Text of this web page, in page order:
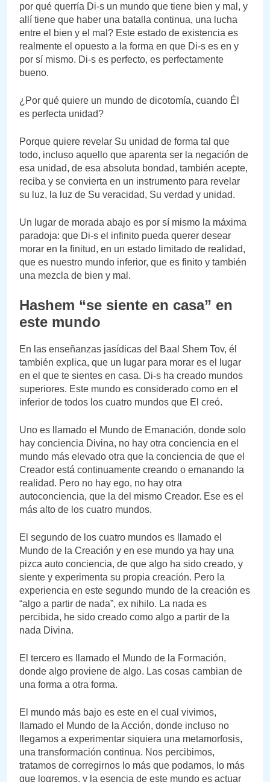
por qué querría Di-s un mundo que tiene bien y mal, y
allí tiene que haber una batalla continua, una lucha
entre el bien y el mal? Este estado de existencia es
realmente el opuesto a la forma en que Di-s es en y
por sí mismo. Di-s es perfecto, es perfectamente
bueno.
¿Por qué quiere un mundo de dicotomía, cuando Él
es perfecta unidad?
Porque quiere revelar Su unidad de forma tal que
todo, incluso aquello que aparenta ser la negación de
esa unidad, de esa absoluta bondad, también acepte,
reciba y se convierta en un instrumento para revelar
su luz, la luz de Su veracidad, Su verdad y unidad.
Un lugar de morada abajo es por sí mismo la máxima
paradoja: que Di-s el infinito pueda querer desear
morar en la finitud, en un estado limitado de realidad,
que es nuestro mundo inferior, que es finito y también
una mezcla de bien y mal.
Hashem “se siente en casa” en
este mundo
En las enseñanzas jasídicas del Baal Shem Tov, él
también explica, que un lugar para morar es el lugar
en el que te sientes en casa. Di-s ha creado mundos
superiores. Este mundo es considerado como en el
inferior de todos los cuatro mundos que El creó.
Uno es llamado el Mundo de Emanación, donde solo
hay conciencia Divina, no hay otra conciencia en el
mundo más elevado otra que la conciencia de que el
Creador está continuamente creando o emanando la
realidad. Pero no hay ego, no hay otra
autoconciencia, que la del mismo Creador. Ese es el
más alto de los cuatro mundos.
El segundo de los cuatro mundos es llamado el
Mundo de la Creación y en ese mundo ya hay una
pizca auto conciencia, de que algo ha sido creado, y
siente y experimenta su propia creación. Pero la
experiencia en este segundo mundo de la creación es
“algo a partir de nada”, ex nihilo. La nada es
percibida, he sido creado como algo a partir de la
nada Divina.
El tercero es llamado el Mundo de la Formación,
donde algo proviene de algo. Las cosas cambian de
una forma a otra forma.
El mundo más bajo es este en el cual vivimos,
llamado el Mundo de la Acción, donde incluso no
llegamos a experimentar siquiera una metamorfosis,
una transformación continua. Nos percibimos,
tratamos de corregirnos lo más que podamos, lo más
que logremos, y la esencia de este mundo es actuar